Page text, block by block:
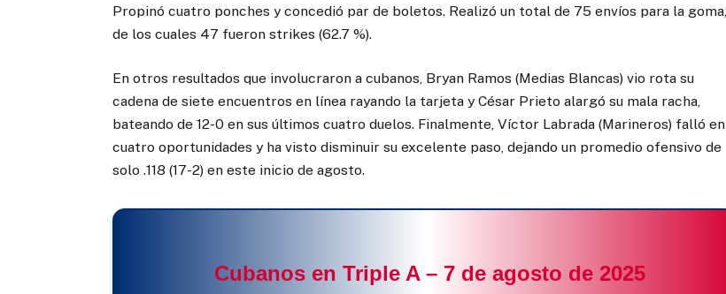
Propinó cuatro ponches y concedió par de boletos. Realizó un total de 75 envíos para la goma,
de los cuales 47 fueron strikes (62.7 %).
En otros resultados que involucraron a cubanos, Bryan Ramos (Medias Blancas) vio rota su
cadena de siete encuentros en línea rayando la tarjeta y César Prieto alargó su mala racha,
bateando de 12-0 en sus últimos cuatro duelos. Finalmente, Víctor Labrada (Marineros) falló en
cuatro oportunidades y ha visto disminuir su excelente paso, dejando un promedio ofensivo de
solo .118 (17-2) en este inicio de agosto.
Cubanos en Triple A – 7 de agosto de 2025